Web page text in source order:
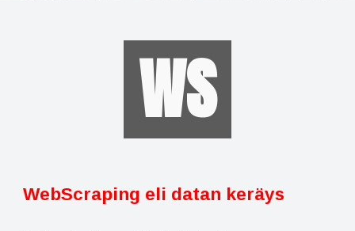
WS
WebScraping eli datan keräys